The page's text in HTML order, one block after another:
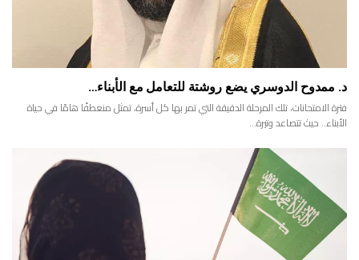
د. ممدوح الدوسري يضع روشتة للتعامل مع الأبناء…
فترة الامتحانات، تلك المرحلة الدقيقة التي تمر بها كل أسرة، تمثل منعطفًا هامًا في حياة
الأبناء.. حيث تتصاعد وتيرة…